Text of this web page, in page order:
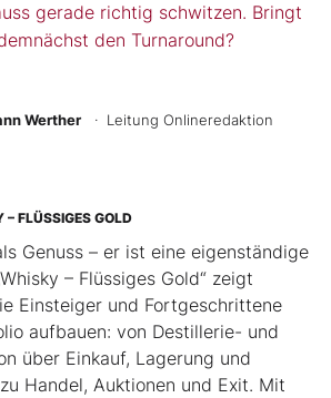
gerade richtig schwitzen. Bringt
den Turnaround?
Werther · Leitung Onlineredaktion
FLÜSSIGES GOLD
Genuss – er ist eine eigenständige
– Flüssiges Gold“ zeigt
Einsteiger und Fortgeschrittene
aufbauen: von Destillerie- und
über Einkauf, Lagerung und
Handel, Auktionen und Exit. Mit